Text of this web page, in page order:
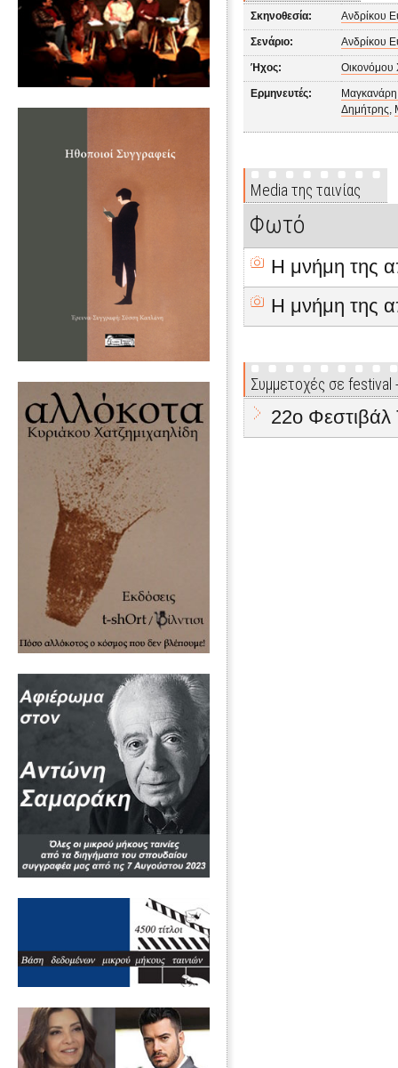
Σκηνοθεσία: Ανδρίκου
Σενάριο: Ανδρίκου
Ήχος: Οικονόμου
Ερμηνευτές:
Δημήτρης,
Media της ταινίας
Φωτό
Η μνήμη της
Η μνήμη της
Συμμετοχές σε
22ο